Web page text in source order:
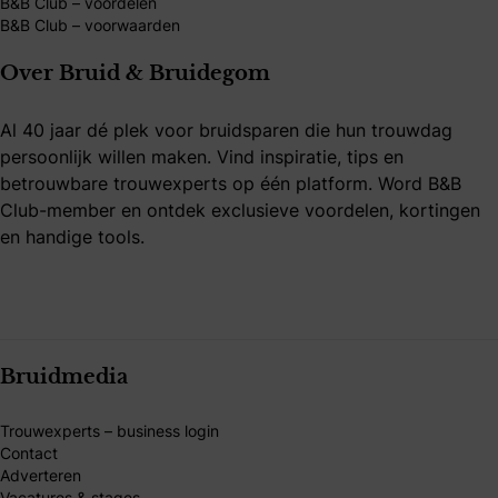
B&B Club – voorwaarden
Over Bruid & Bruidegom
Al 40 jaar dé plek voor bruidsparen die hun trouwdag
persoonlijk willen maken. Vind inspiratie, tips en
betrouwbare trouwexperts op één platform. Word B&B
Club-member en ontdek exclusieve voordelen, kortingen
en handige tools.
Bruidmedia
Trouwexperts – business login
Contact
Adverteren